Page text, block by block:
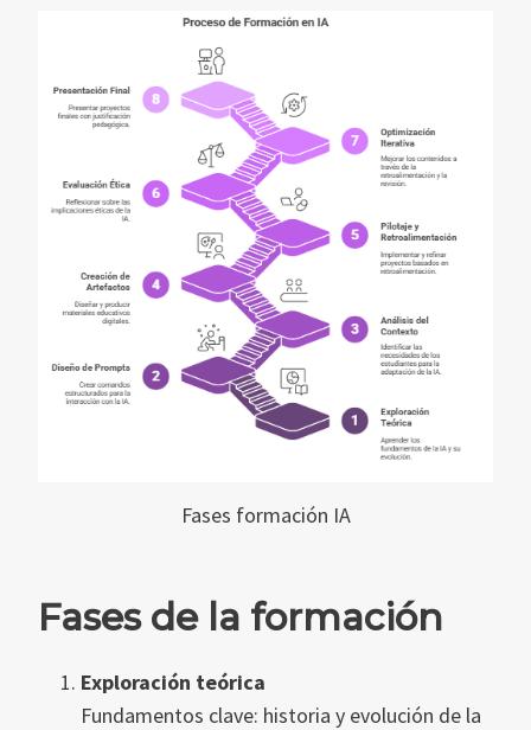
Fases formación IA
Fases de la formación
Exploración teórica
Fundamentos clave: historia y evolución de la